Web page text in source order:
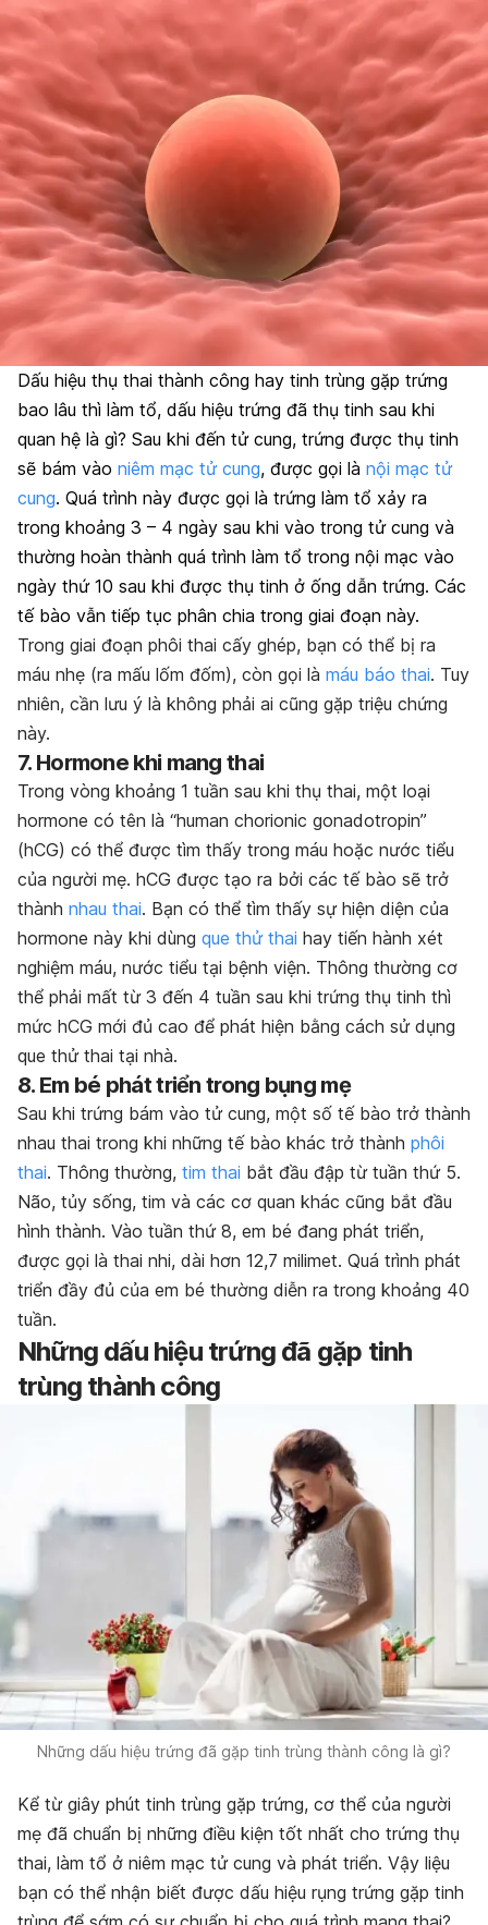
Dấu hiệu thụ thai thành công hay tinh trùng gặp trứng
bao lâu thì làm tổ, dấu hiệu trứng đã thụ tinh sau khi
quan hệ là gì? Sau khi đến tử cung, trứng được thụ tinh
sẽ bám vào niêm mạc tử cung, được gọi là nội mạc tử
cung. Quá trình này được gọi là trứng làm tổ xảy ra
trong khoảng 3 – 4 ngày sau khi vào trong tử cung và
thường hoàn thành quá trình làm tổ trong nội mạc vào
ngày thứ 10 sau khi được thụ tinh ở ống dẫn trứng. Các
tế bào vẫn tiếp tục phân chia trong giai đoạn này.
Trong giai đoạn phôi thai cấy ghép, bạn có thể bị ra
máu nhẹ (ra mấu lốm đốm), còn gọi là máu báo thai. Tuy
nhiên, cần lưu ý là không phải ai cũng gặp triệu chứng
này.
7. Hormone khi mang thai
Trong vòng khoảng 1 tuần sau khi thụ thai, một loại
hormone có tên là “human chorionic gonadotropin”
(hCG) có thể được tìm thấy trong máu hoặc nước tiểu
của người mẹ. hCG được tạo ra bởi các tế bào sẽ trở
thành nhau thai. Bạn có thể tìm thấy sự hiện diện của
hormone này khi dùng que thử thai hay tiến hành xét
nghiệm máu, nước tiểu tại bệnh viện. Thông thường cơ
thể phải mất từ 3 đến 4 tuần sau khi trứng thụ tinh thì
mức hCG mới đủ cao để phát hiện bằng cách sử dụng
que thử thai tại nhà.
8. Em bé phát triển trong bụng mẹ
Sau khi trứng bám vào tử cung, một số tế bào trở thành
nhau thai trong khi những tế bào khác trở thành phôi
thai. Thông thường, tim thai bắt đầu đập từ tuần thứ 5.
Não, tủy sống, tim và các cơ quan khác cũng bắt đầu
hình thành. Vào tuần thứ 8, em bé đang phát triển,
được gọi là thai nhi, dài hơn 12,7 milimet. Quá trình phát
triển đầy đủ của em bé thường diễn ra trong khoảng 40
tuần.
Những dấu hiệu trứng đã gặp tinh
trùng thành công
Những dấu hiệu trứng đã gặp tinh trùng thành công là gì?
Kể từ giây phút tinh trùng gặp trứng, cơ thể của người
mẹ đã chuẩn bị những điều kiện tốt nhất cho trứng thụ
thai, làm tổ ở niêm mạc tử cung và phát triển. Vậy liệu
bạn có thể nhận biết được dấu hiệu rụng trứng gặp tinh